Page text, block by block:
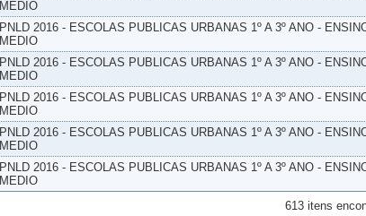
MEDIO
PNLD 2016 - ESCOLAS PUBLICAS URBANAS 1º A 3º ANO -
MEDIO
PNLD 2016 - ESCOLAS PUBLICAS URBANAS 1º A 3º ANO -
MEDIO
PNLD 2016 - ESCOLAS PUBLICAS URBANAS 1º A 3º ANO -
MEDIO
PNLD 2016 - ESCOLAS PUBLICAS URBANAS 1º A 3º ANO -
MEDIO
PNLD 2016 - ESCOLAS PUBLICAS URBANAS 1º A 3º ANO -
MEDIO
613 itens